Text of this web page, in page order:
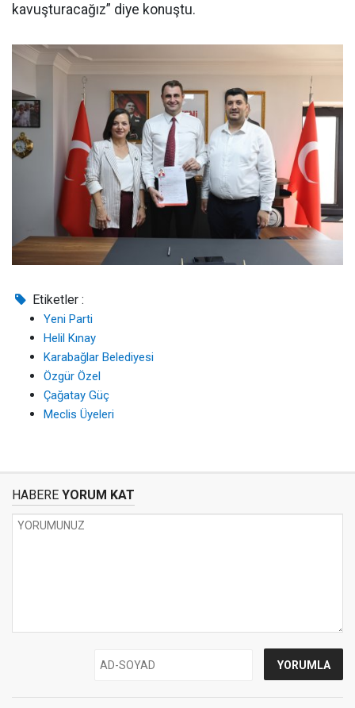
kavuşturacağız” diye konuştu.
Etiketler :
Yeni Parti
Helil Kınay
Karabağlar Belediyesi
Özgür Özel
Çağatay Güç
Meclis Üyeleri
HABERE YORUM KAT